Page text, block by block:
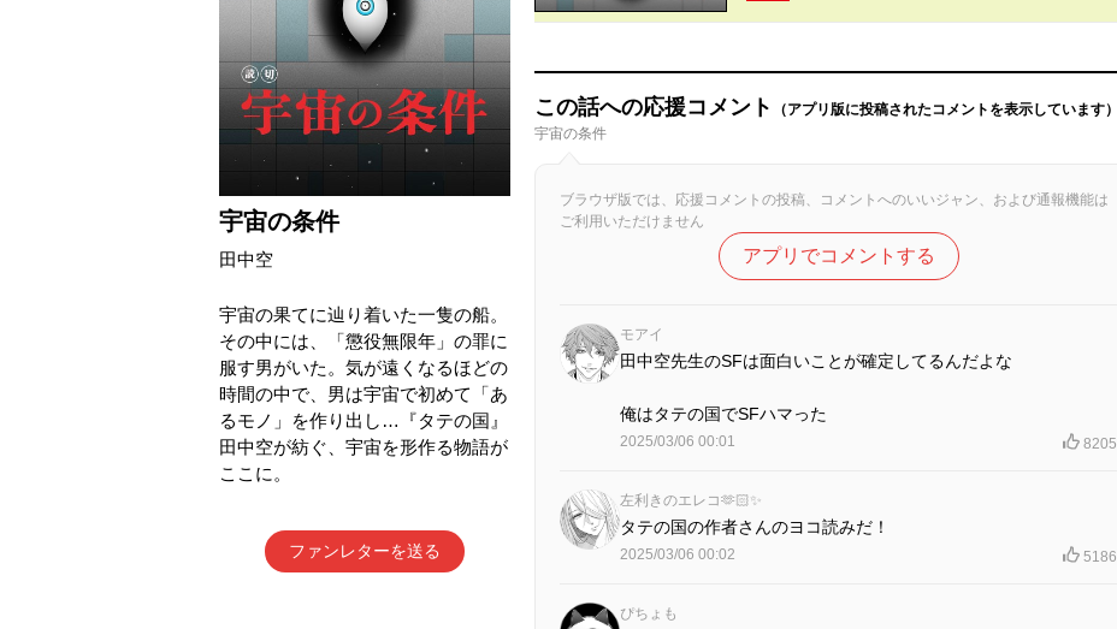
宇宙の条件
田中空
宇宙の果てに辿り着いた一隻の船。
その中には、「懲役無限年」の罪に
服す男がいた。気が遠くなるほどの
時間の中で、男は宇宙で初めて「あ
るモノ」を作り出し…『タテの国』
田中空が紡ぐ、宇宙を形作る物語が
ここに。
ファンレターを送る
この話への応援コメント
（アプリ版に投稿されたコメントを表示しています）
宇宙の条件
ブラウザ版では、応援コメントの投稿、コメントへのいいジャン、および通報機能は
ご利用いただけません
アプリでコメントする
モアイ
田中空先生のSFは面白いことが確定してるんだよな
俺はタテの国でSFハマった
2025/03/06 00:01 8205
左利きのエレコ🫶🏻✨
タテの国の作者さんのヨコ読みだ！
2025/03/06 00:02 5186
ぴちょも